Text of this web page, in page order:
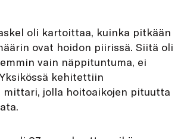
oli kartoittaa, kuinka pitkään
ovat hoidon piirissä. Siitä oli
vain näppituntuma, ei
kehitettiin
jolla hoitoaikojen pituutta